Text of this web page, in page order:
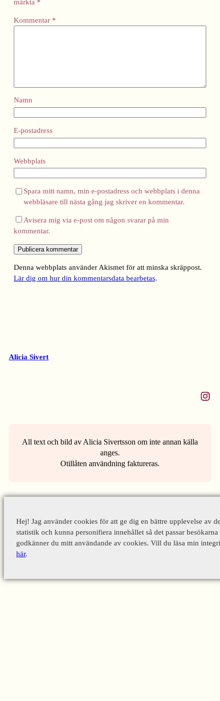
märkta *
Kommentar *
Namn
E-postadress
Webbplats
Spara mitt namn, min e-postadress och webbplats i denna
webbläsare till nästa gång jag skriver en kommentar.
Avisera mig via e-post om någon svarar på min
kommentar.
Denna webbplats använder Akismet för att minska skräppost.
Lär dig om hur din kommentarsdata bearbetas.
Alicia Sivert
Instagram
All text och bild av Alicia Sivertsson om inte annan källa
anges.
Otillåten användning faktureras.
Hej! Jag använder cookies för att ge dig en bättre upplevelse av
statistik och kunna personifiera innehållet så det passar
godkänner du mitt användande av cookies. Vill du läsa min
här.